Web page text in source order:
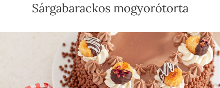
Sárgabarackos mogyorótorta